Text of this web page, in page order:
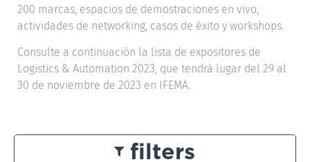
200 marcas, espacios de demostraciones en vivo,
actividades de networking, casos de éxito y workshops.
Consulte a continuación la lista de expositores de
Logistics & Automation 2023, que tendrá lugar del 29 al
30 de noviembre de 2023 en IFEMA.
filters